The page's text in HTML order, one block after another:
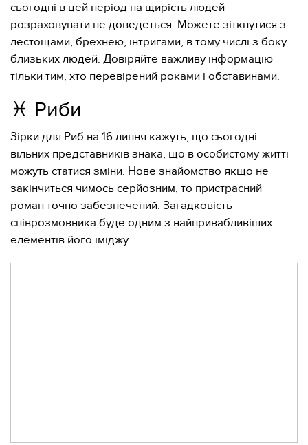
сьогодні в цей період на щирість людей
розраховувати не доведеться. Можете зіткнутися з
лестощами, брехнею, інтригами, в тому числі з боку
близьких людей. Довіряйте важливу інформацію
тільки тим, хто перевірений роками і обставинами.
♓️ Риби
Зірки для Риб на 16 липня кажуть, що сьогодні
вільних представників знака, що в особистому житті
можуть статися зміни. Нове знайомство якщо не
закінчиться чимось серйозним, то пристрасний
роман точно забезпечений. Загадковість
співрозмовника буде одним з найпривабливіших
елементів його іміджу.